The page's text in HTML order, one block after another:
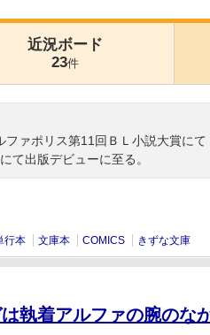
近況ボード
23件
ァポリス第11回ＢＬ小説大賞に
て出版デビューに至る。
行本 文庫本 COMICS きずな文庫
執着アルファの腕のな